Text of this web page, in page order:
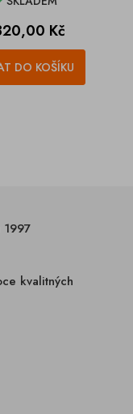
Kč
DO KOŠÍKU
kvalitných